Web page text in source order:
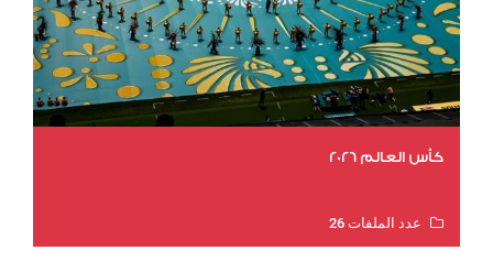
كأس العالم 2026
عدد الملفات 26